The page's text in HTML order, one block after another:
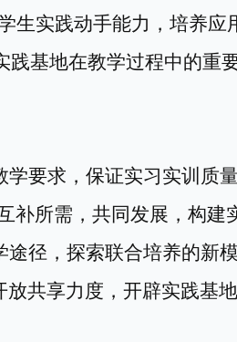
生实践动手能力，培养应
践基地在教学过程中的重
学要求，保证实习实训 质量
补所需，共同发展，构建
径，探索联合培养的新模
放共享力度，开辟实践基地